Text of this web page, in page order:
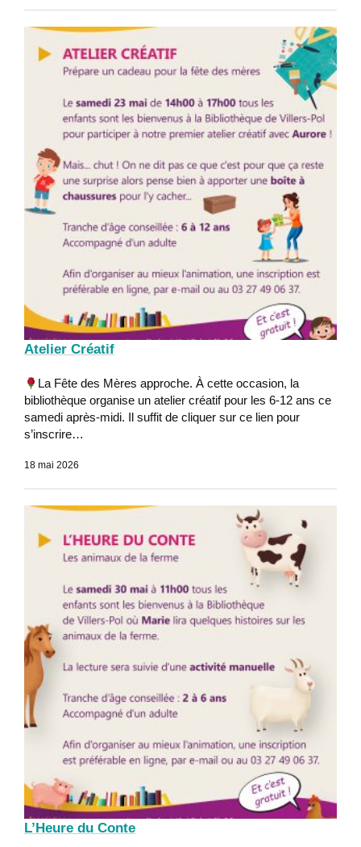
Atelier Créatif
La Fête des Mères approche. À cette occasion, la
bibliothèque organise un atelier créatif pour les 6-12 ans ce
samedi après-midi. Il suffit de cliquer sur ce lien pour
s’inscrire…
18 mai 2026
L’Heure du Conte